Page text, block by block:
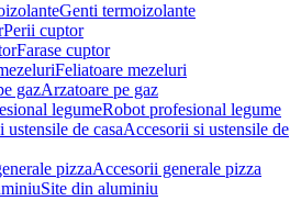
Genti termoizolante
Perii cuptor
Farase cuptor
Feliatoare mezeluri
Arzatoare pe gaz
Robot profesional legume
Accesorii si ustensile de
Accesorii generale pizza
Site din aluminiu